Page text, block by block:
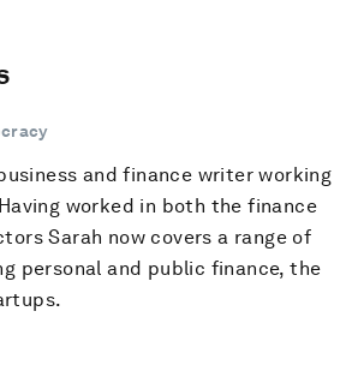
and finance writer working
worked in both the finance
Sarah now covers a range of
personal and public finance, the